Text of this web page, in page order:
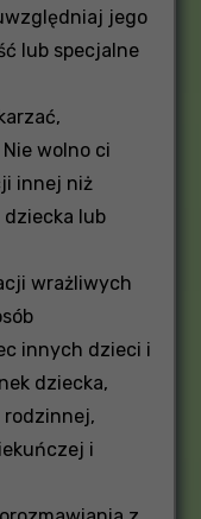
jego
lub specjalne
wolno ci
innej niż
lub
wrażliwych
innych dzieci i
dziecka,
i